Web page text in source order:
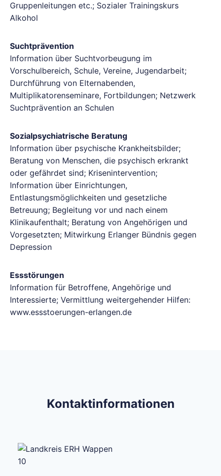
Gruppenleitungen etc.; Sozialer Trainingskurs
Alkohol
Suchtprävention
Information über Suchtvorbeugung im
Vorschulbereich, Schule, Vereine, Jugendarbeit;
Durchführung von Elternabenden,
Multiplikatorenseminare, Fortbildungen; Netzwerk
Suchtprävention an Schulen
Sozialpsychiatrische Beratung
Information über psychische Krankheitsbilder;
Beratung von Menschen, die psychisch erkrankt
oder gefährdet sind; Krisenintervention;
Information über Einrichtungen,
Entlastungsmöglichkeiten und gesetzliche
Betreuung; Begleitung vor und nach einem
Klinikaufenthalt; Beratung von Angehörigen und
Vorgesetzten; Mitwirkung Erlanger Bündnis gegen
Depression
Essstörungen
Information für Betroffene, Angehörige und
Interessierte; Vermittlung weitergehender Hilfen:
www.essstoerungen-erlangen.de
Kontaktinformationen